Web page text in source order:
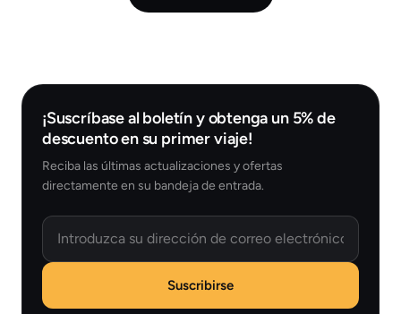
¡Suscríbase al boletín y obtenga un 5% de
descuento en su primer viaje!
Reciba las últimas actualizaciones y ofertas
directamente en su bandeja de entrada.
Email
Suscribirse